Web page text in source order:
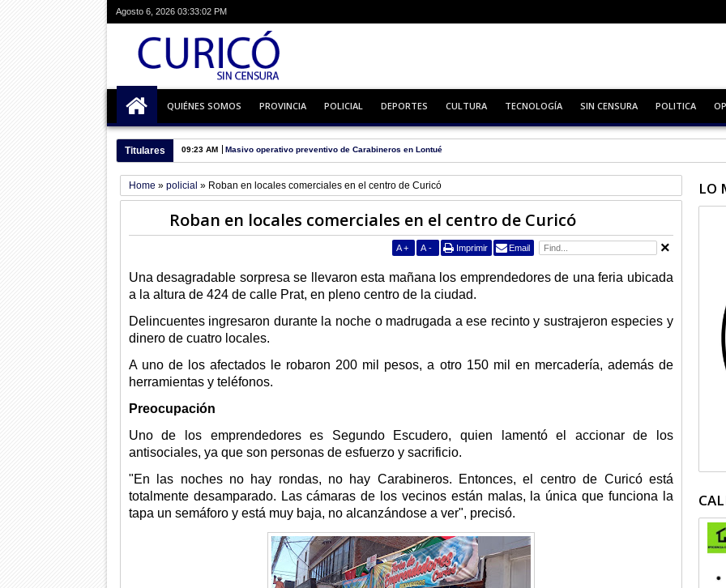
Agosto 6, 2026 03:33:03 PM
QUIÉNES SOMOS PROVINCIA POLICIAL DEPORTES CULTURA TECNOLOGÍA SIN CENSURA POLITICA
Titulares 09:23 AM Masivo operativo preventivo de Carabineros en Lontué
Home » policial » Roban en locales comerciales en el centro de Curicó
Roban en locales comerciales en el centro de Curicó
A + A - Imprimir Email
Una desagradable sorpresa se llevaron esta mañana los emprendedores de una feria ubicada
a la altura de 424 de calle Prat, en pleno centro de la ciudad.
Delincuentes ingresaron durante la noche o madrugada a ese recinto y sustrajeron especies y
dinero de cuatro locales.
A uno de los afectados le robaron 200 mil pesos, a otro 150 mil en mercadería, además de
herramientas y teléfonos.
Preocupación
Uno de los emprendedores es Segundo Escudero, quien lamentó el accionar de los
antisociales, ya que son personas de esfuerzo y sacrificio.
"En las noches no hay rondas, no hay Carabineros. Entonces, el centro de Curicó está
totalmente desamparado. Las cámaras de los vecinos están malas, la única que funciona la
tapa un semáforo y está muy baja, no alcanzándose a ver", precisó.
LO